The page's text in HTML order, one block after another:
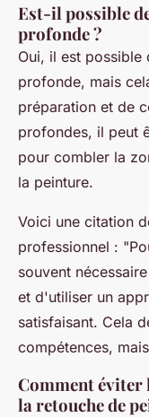
Est-il possible
profonde ?
Oui, il est possible
profonde, mais
préparation et de
profondes, il peut
pour combler la
la peinture.
Voici une citation
professionnel : "
souvent
et d'utiliser un
satisfaisant. Cela
compétences,
Comment éviter
la retouche de